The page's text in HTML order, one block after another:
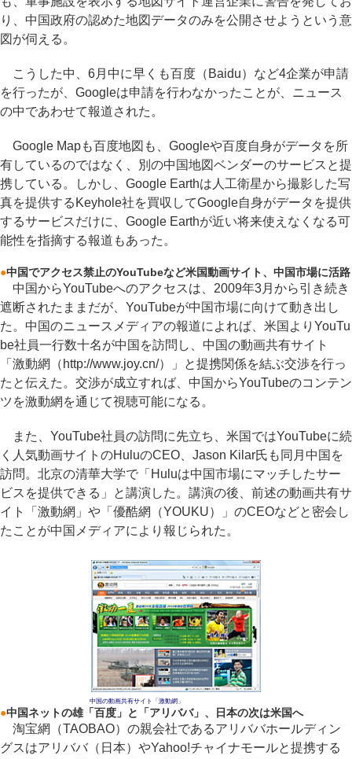
り、中国政府の認めた地図データのみを公開させようという意
図が伺える。
こうした中、6月中に早くも百度（Baidu）など4企業が申請
を行ったが、Googleは申請を行わなかったことが、ニュース
の中であわせて報道された。
Google Mapも百度地図も、Googleや百度自身がデータを所
有しているのではなく、別の中国地図ベンダーのサービスと提
携している。しかし、Google Earthは人工衛星から撮影した写
真を提供するKeyhole社を買収してGoogle自身がデータを提供
するサービスだけに、Google Earthが近い将来使えなくなる可
能性を指摘する報道もあった。
●中国でアクセス禁止のYouTubeなど米国動画サイト、中国市場に活路
中国からYouTubeへのアクセスは、2009年3月から引き続き
遮断されたままだが、YouTubeが中国市場に向けて動き出し
た。中国のニュースメディアの報道によれば、米国よりYouTu
be社員一行数十名が中国を訪問し、中国の動画共有サイト
「激動網（http://www.joy.cn/）」と提携関係を結ぶ交渉を行っ
たと伝えた。交渉が成立すれば、中国からYouTubeのコンテン
ツを激動網を通じて視聴可能になる。
また、YouTube社員の訪問に先立ち、米国ではYouTubeに続
く人気動画サイトのHuluのCEO、Jason Kilar氏も同月中国を
訪問。北京の清華大学で「Huluは中国市場にマッチしたサー
ビスを提供できる」と講演した。講演の後、前述の動画共有サ
イト「激動網」や「優酷網（YOUKU）」のCEOなどと密会し
たことが中国メディアにより報じられた。
中国の動画共有サイト「激動網」
●中国ネットの雄「百度」と「アリババ」、日本の次は米国へ
淘宝網（TAOBAO）の親会社であるアリババホールディン
グスはアリババ（日本）やYahoo!チャイナモールと提携する